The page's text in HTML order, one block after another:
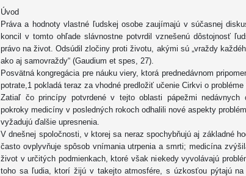
Úvod
Práva a hodnoty vlastné ľudskej osobe zaujímajú v súčasnej
koncil v tomto ohľade slávnostne potvrdil vznešenú dôstojnosť
právo na život. Odsúdil zločiny proti životu, akými sú „vraždy
ako aj samovraždy“ (Gaudium et spes, 27).
Posvätná kongregácia pre náuku viery, ktorá prednedávnom
potrate,1 pokladá teraz za vhodné predložiť učenie Cirkvi o probléme
Zatiaľ čo princípy potvrdené v tejto oblasti pápežmi nedávnych
pokroky medicíny v posledných rokoch odhalili nové aspekty
vyžadujú ďalšie upresnenia.
V dnešnej spoločnosti, v ktorej sa neraz spochybňujú aj základné
často ovplyvňuje spôsob vnímania utrpenia a smrti; medicína
život v určitých podmienkach, ktoré však niekedy vyvolávajú
toho sa ľudia, ktorí žijú v takejto atmosfére, s úzkosťou pýtajú